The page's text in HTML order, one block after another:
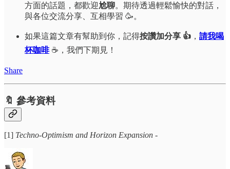
方面的話題，都歡迎尬聊。期待透過輕鬆愉快的對話，
與各位交流分享、互相學習 🥳。
如果這篇文章有幫助到你，記得按讚加分享 👍 ， 請我喝
杯咖啡☕，我們下期見！
Share
🔖 參考資料
[1] Techno-Optimism and Horizon Expansion -